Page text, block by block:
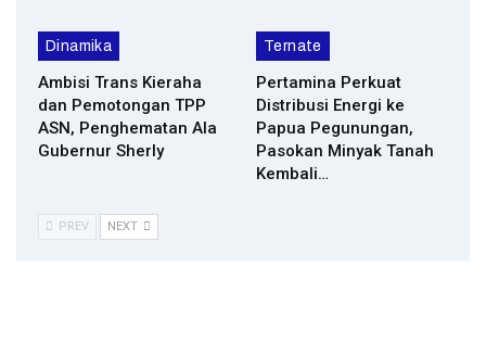
Dinamika
Ambisi Trans Kieraha
dan Pemotongan TPP
ASN, Penghematan Ala
Gubernur Sherly
Ternate
Pertamina Perkuat
Distribusi Energi ke
Papua Pegunungan,
Pasokan Minyak Tanah
Kembali…
PREV NEXT